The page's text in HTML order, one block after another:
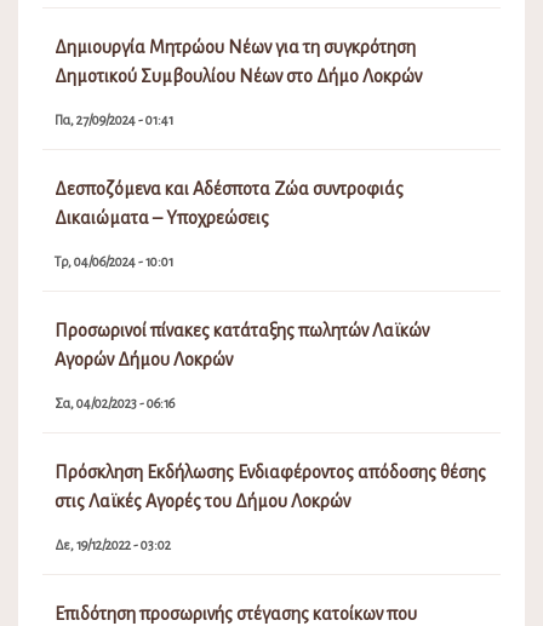
Δημιουργία Μητρώου Νέων για τη συγκρότηση
Δημοτικού Συμβουλίου Νέων στο Δήμο Λοκρών
Πα, 27/09/2024 - 01:41
Δεσποζόμενα και Αδέσποτα Ζώα συντροφιάς
Δικαιώματα – Υποχρεώσεις
Τρ, 04/06/2024 - 10:01
Προσωρινοί πίνακες κατάταξης πωλητών Λαϊκών
Αγορών Δήμου Λοκρών
Σα, 04/02/2023 - 06:16
Πρόσκληση Εκδήλωσης Ενδιαφέροντος απόδοσης θέσης
στις Λαϊκές Αγορές του Δήμου Λοκρών
Δε, 19/12/2022 - 03:02
Επιδότηση προσωρινής στέγασης κατοίκων που